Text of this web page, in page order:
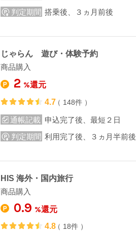
判定期間 搭乗後、３ヵ月前後
じゃらん 遊び・体験予約
商品購入
2 %還元
4.7（ 148件 ）
通帳記載 申込完了後、最短２日
判定期間 利用完了後、３ヵ月半前後
HIS 海外・国内旅行
商品購入
0.9 %還元
4.8（ 18件 ）